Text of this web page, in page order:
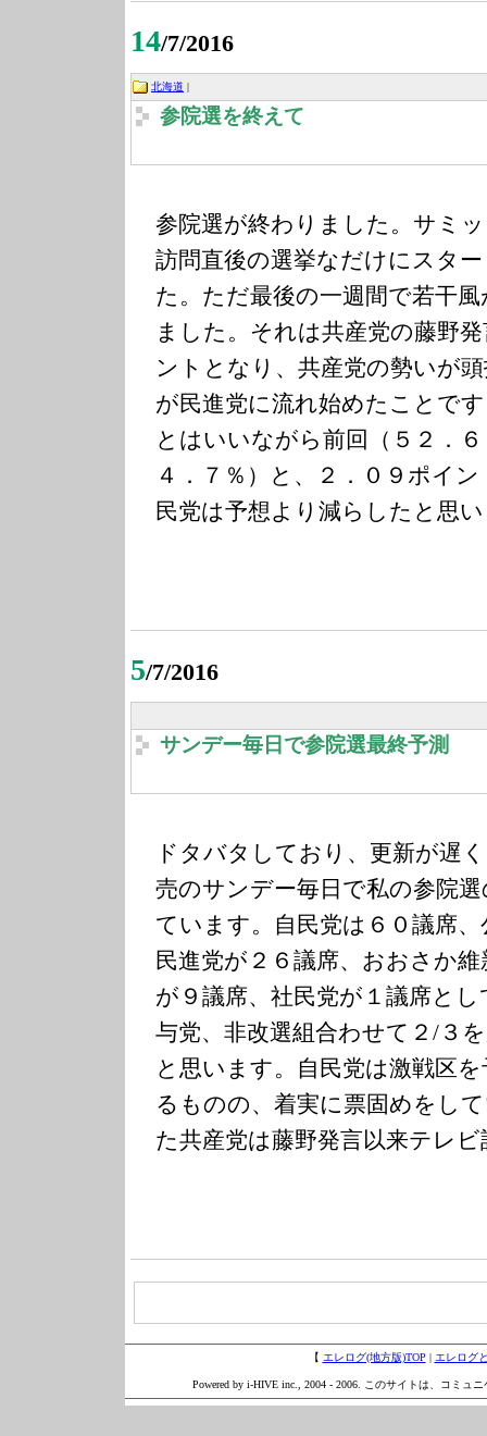
14/7/2016
北海道 |
参院選を終えて
参院選が終わりました。サミ
訪問直後の選挙なだけにスタ
た。ただ最後の一週間で若干
ました。それは共産党の藤野
ントとなり、共産党の勢いが
が民進党に流れ始めたことで
とはいいながら前回（５２．
４．７％）と、２．０９ポイ
民党は予想より減らしたと思
5/7/2016
サンデー毎日で参院選最終予測
ドタバタしており、更新が遅
売のサンデー毎日で私の参院
ています。自民党は６０議席
民進党が２６議席、おおさか
が９議席、社民党が１議席と
与党、非改選組合わせて２/３
と思います。自民党は激戦区
るものの、着実に票固めをし
た共産党は藤野発言以来テレ
【 エレログ(地方版)TOP | エレログ
Powered by i-HIVE inc., 2004 - 2006. このサイトは、コミュ